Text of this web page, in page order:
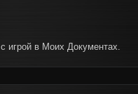
игрой в Моих Документах.